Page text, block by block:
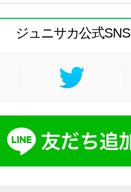
ジュニサカ公式SNS